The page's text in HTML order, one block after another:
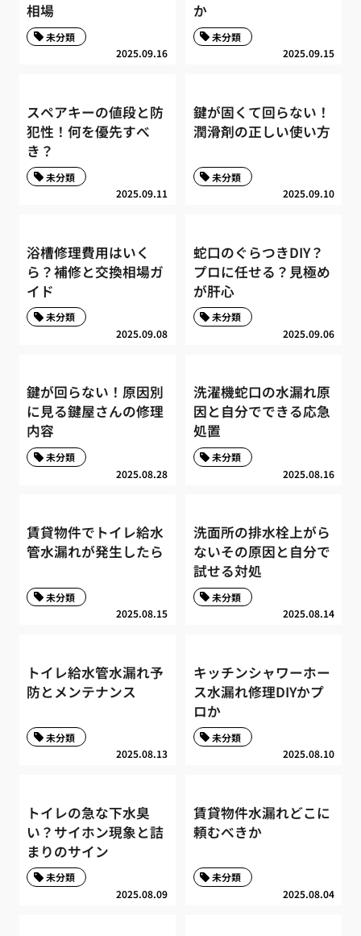
相場
2025.09.16
未分類
か
2025.09.15
未分類
スペアキーの値段と防
犯性！何を優先すべ
き？
2025.09.11
未分類
鍵が固くて回らない！
潤滑剤の正しい使い方
2025.09.10
未分類
浴槽修理費用はいく
ら？補修と交換相場ガ
イド
2025.09.08
未分類
蛇口のぐらつきDIY？
プロに任せる？見極め
が肝心
2025.09.06
未分類
鍵が回らない！原因別
に見る鍵屋さんの修理
内容
2025.08.28
未分類
洗濯機蛇口の水漏れ原
因と自分でできる応急
処置
2025.08.16
未分類
賃貸物件でトイレ給水
管水漏れが発生したら
2025.08.15
未分類
洗面所の排水栓上がら
ないその原因と自分で
試せる対処
2025.08.14
未分類
トイレ給水管水漏れ予
防とメンテナンス
2025.08.13
未分類
キッチンシャワーホー
ス水漏れ修理DIYかプ
ロか
2025.08.10
未分類
トイレの急な下水臭
い？サイホン現象と詰
まりのサイン
2025.08.09
未分類
賃貸物件水漏れどこに
頼むべきか
2025.08.04
未分類